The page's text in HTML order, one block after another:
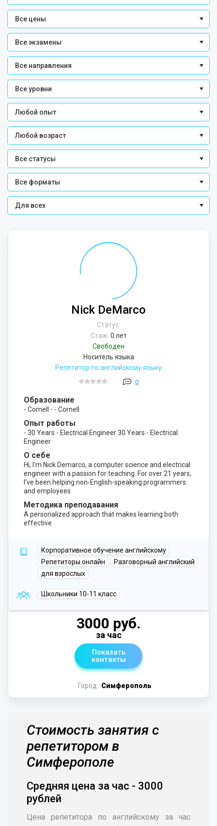
Все цены
Все экзамены
Все направления
Все уровни
Любой опыт
Любой возраст
Все статусы
Все форматы
Для всех
Nick DeMarco
Статус:
Стаж: 0 лет
Свободен
Носитель языка
Репетитор по английскому языку
0
Образование
- Cornell - - Cornell
Опыт работы
- 30 Years - Electrical Engineer 30 Years - Electrical
Engineer
О себе
Hi, I'm Nick Demarco, a computer science and electrical
engineer with a passion for teaching. For over 21 years,
I've been helping non-English-speaking programmers
and employees
Методика преподавания
A personalized approach that makes learning both
effective
Корпоративное обучение английскому
Репетиторы онлайн
Разговорный английский
для взрослых
Школьники 10-11 класс
Город: Симферополь
3000 руб.
за час
Показать
контакты
Стоимость занятия с
репетитором в
Симферополе
Средняя цена за час - 3000
рублей
Цена репетитора по английскому за час